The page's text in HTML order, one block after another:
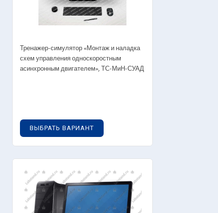
Тренажер-симулятор «Монтаж и наладка
схем управления односкоростным
асинхронным двигателем», ТС-МиН-СУАД
ВЫБРАТЬ ВАРИАНТ
OUT OF STOCK